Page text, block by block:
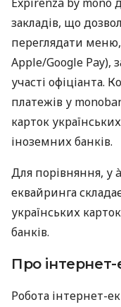
закладів, що
переглядати
Apple/Google Pay),
участі офіціанта.
платежів у
карток
іноземних банків.
Для порівняння, у
еквайринга
українських
банків.
Про
Робота інтернет-